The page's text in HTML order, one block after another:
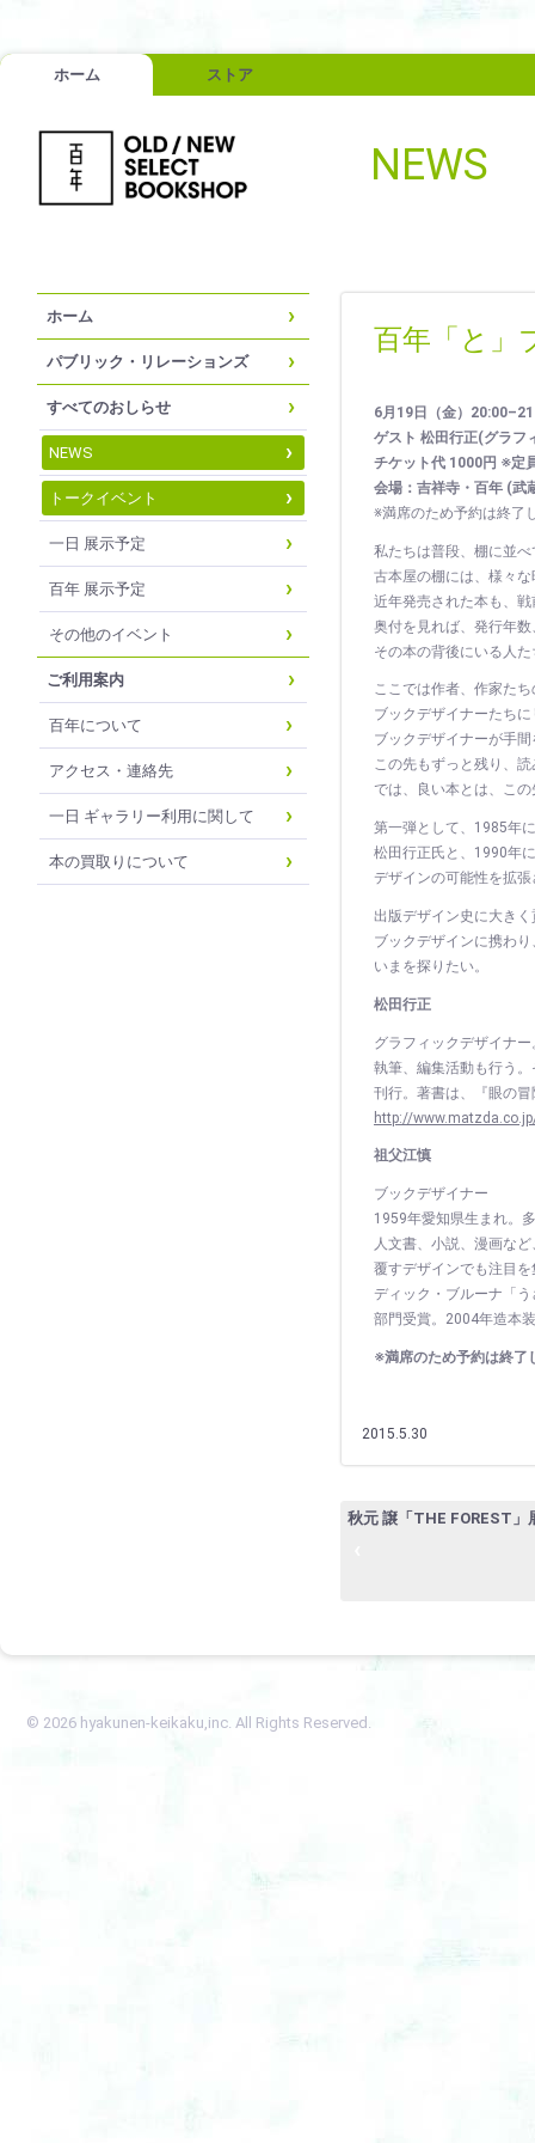
ホーム ストア
NEWS
ホーム
パブリック・リレーションズ
すべてのおしらせ
NEWS
トークイベント
一日 展示予定
百年 展示予定
その他のイベント
ご利用案内
百年について
アクセス・連絡先
一日 ギャラリー利用に関して
本の買取りについて
百年「と」
6月19日（金）
ゲスト 松田行正(グラフ
チケット代 1000円 ※定
会場：吉祥寺・百年 (武
※満席のため予約は終了
私たちは普段、棚に並
古本屋の棚には、様々
近年発売された本も、
奥付を見れば、発行年
その本の背後にいる人
ここでは作者、作家た
ブックデザイナーたち
ブックデザイナーが手
この先もずっと残り、
では、良い本とは、こ
第一弾として、1985年
松田行正氏と、1990年
デザインの可能性を拡
出版デザイン史に大き
ブックデザインに携わ
いまを探りたい。
松田行正
グラフィックデザイナ
執筆、編集活動も行う
刊行。著書は、『眼の
http://
祖父江慎
ブックデザイナー
1959年愛知県生まれ。
人文書、小説、漫画な
覆すデザインでも注目
ディック・ブルーナ「
部門受賞。2004年造本
※満席のため予約は終了
2015.5.30
秋元 譲「THE FOREST」
© 2026 hyakunen-keikaku,inc. All Rights Reserved.